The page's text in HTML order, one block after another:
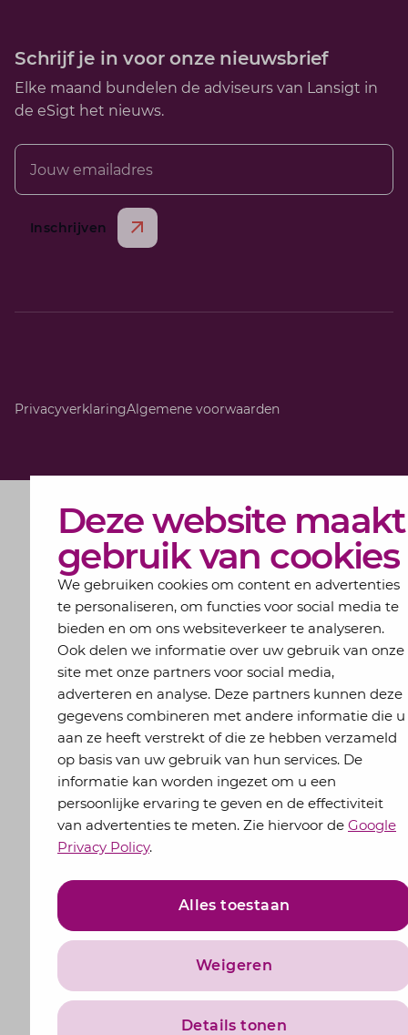
Deze website maakt
gebruik van cookies
We gebruiken cookies om content en advertenties
te personaliseren, om functies voor social media te
bieden en om ons websiteverkeer te analyseren.
Ook delen we informatie over uw gebruik van onze
site met onze partners voor social media,
adverteren en analyse. Deze partners kunnen deze
gegevens combineren met andere informatie die u
aan ze heeft verstrekt of die ze hebben verzameld
op basis van uw gebruik van hun services. De
informatie kan worden ingezet om u een
persoonlijke ervaring te geven en de effectiviteit
van advertenties te meten. Zie hiervoor de Google
Privacy Policy.
Alles toestaan
Weigeren
Details tonen
Schrijf je in voor onze nieuwsbrief
Elke maand bundelen de adviseurs van Lansigt in
de eSigt het nieuws.
Jouw emailadres
Inschrijven
PrivacyverklaringAlgemene voorwaarden